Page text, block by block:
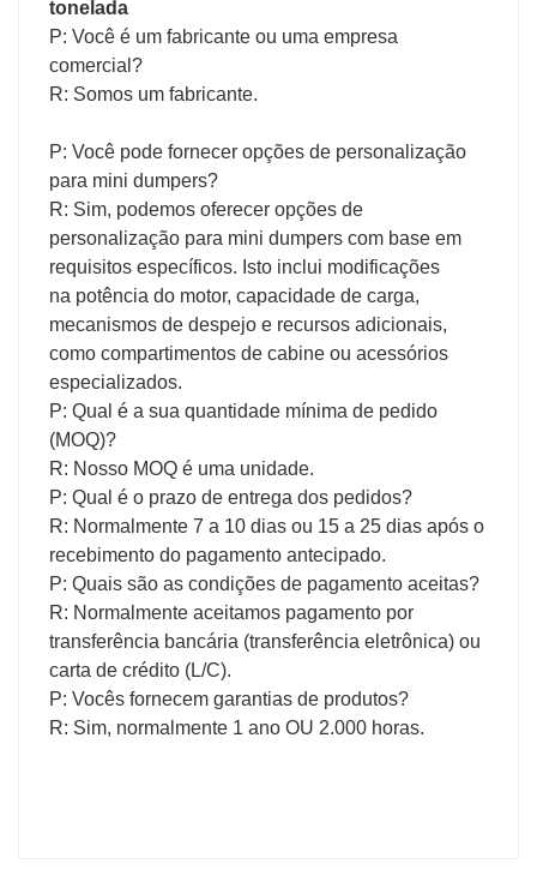
P: Você é um fabricante ou uma empresa
comercial?
R: Somos um fabricante.
P: Você pode fornecer opções de personalização
para mini dumpers?
R: Sim, podemos oferecer opções de
personalização para mini dumpers com base em
requisitos específicos. Isto inclui modificações
na potência do motor, capacidade de carga,
mecanismos de despejo e recursos adicionais,
como compartimentos de cabine ou acessórios
especializados.
P: Qual é a sua quantidade mínima de pedido
(MOQ)?
R: Nosso MOQ é uma unidade.
P: Qual é o prazo de entrega dos pedidos?
R: Normalmente 7 a 10 dias ou 15 a 25 dias após o
recebimento do pagamento antecipado.
P: Quais são as condições de pagamento aceitas?
R: Normalmente aceitamos pagamento por
transferência bancária (transferência eletrônica) ou
carta de crédito (L/C).
P: Vocês fornecem garantias de produtos?
R: Sim, normalmente 1 ano OU 2.000 horas.